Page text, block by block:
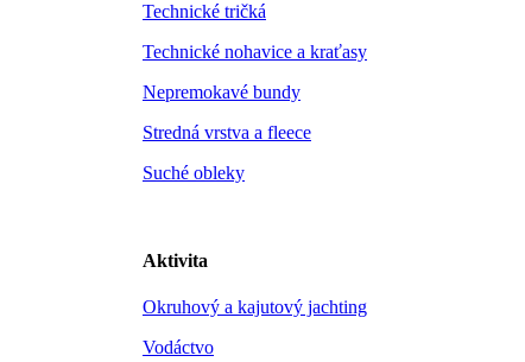
Technické tričká
Technické nohavice a kraťasy
Nepremokavé bundy
Stredná vrstva a fleece
Suché obleky
Aktivita
Okruhový a kajutový jachting
Vodáctvo